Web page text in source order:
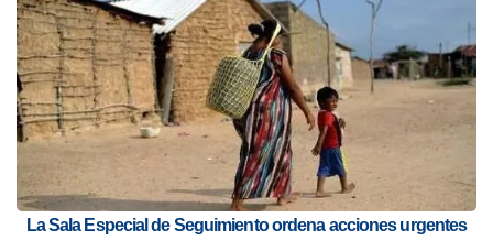
La Sala Especial de Seguimiento ordena acciones urgentes